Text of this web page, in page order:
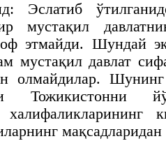
Эслатиб
мустақил
этмайди. Шундай
мустақил давлат
олмайдилар.